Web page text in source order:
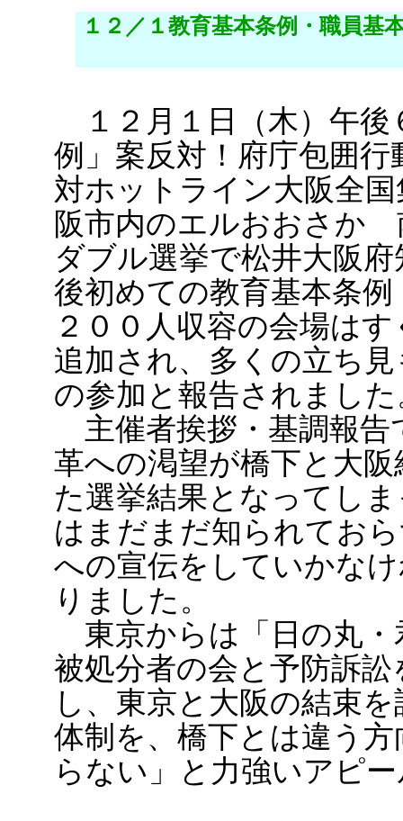
１２／１教育基本条例・職員基
１２月１日（木）午後
例」案反対！府庁包囲
対ホットライン大阪全
阪市内のエルおおさか
ダブル選挙で松井大阪
後初めての教育基本条
２００人収容の会場は
追加され、多くの立ち
の参加と報告されました
主催者挨拶・基調報告
革への渇望が橋下と大
た選挙結果となってし
はまだまだ知られてお
への宣伝をしていかな
りました。
東京からは「日の丸・
被処分者の会と予防訴
し、東京と大阪の結束
体制を、橋下とは違う
らない」と力強いアピ